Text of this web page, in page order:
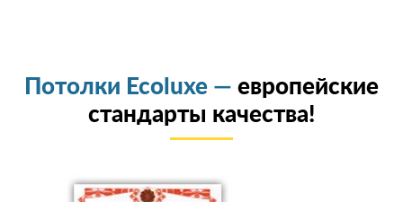
Потолки Ecoluxe — европейские
стандарты качества!